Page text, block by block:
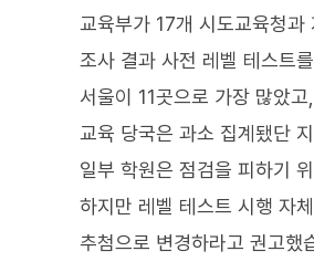
교육부가 17개 시도교육청
조사 결과 사전 레벨 테스트
서울이 11곳으로 가장 많았
교육 당국은 과소 집계됐단
일부 학원은 점검을 피하기
하지만 레벨 테스트 시행 자
추첨으로 변경하라고 권고했